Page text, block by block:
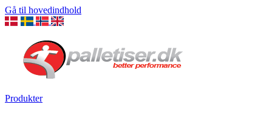
Gå til hovedindhold
Produkter